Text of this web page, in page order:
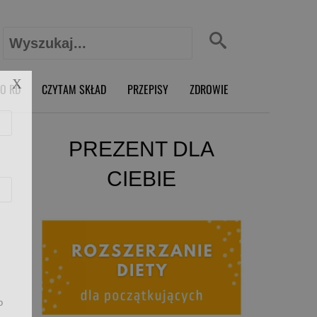
Szukaj:
RD CZYTAM SKŁAD PRZEPISY ZDROWIE
PREZENT DLA
CIEBIE
X